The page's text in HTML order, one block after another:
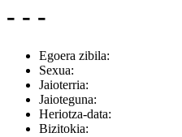
- - -
Egoera zibila:
Sexua:
Jaioterria:
Jaioteguna:
Heriotza-data:
Bizitokia: